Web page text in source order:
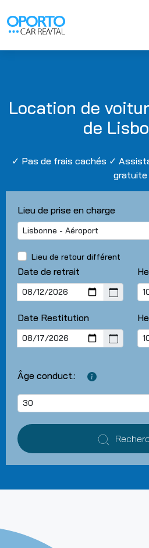
Location de
de
✓ Pas de frais cachés ✓
gratuite
Lieu de prise en charge
Lieu de retour différent
Date de retrait
Date Restitution
Âge conduct.: